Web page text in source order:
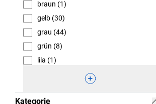
braun (1)
gelb (30)
grau (44)
grün (8)
lila (1)
Kategorie